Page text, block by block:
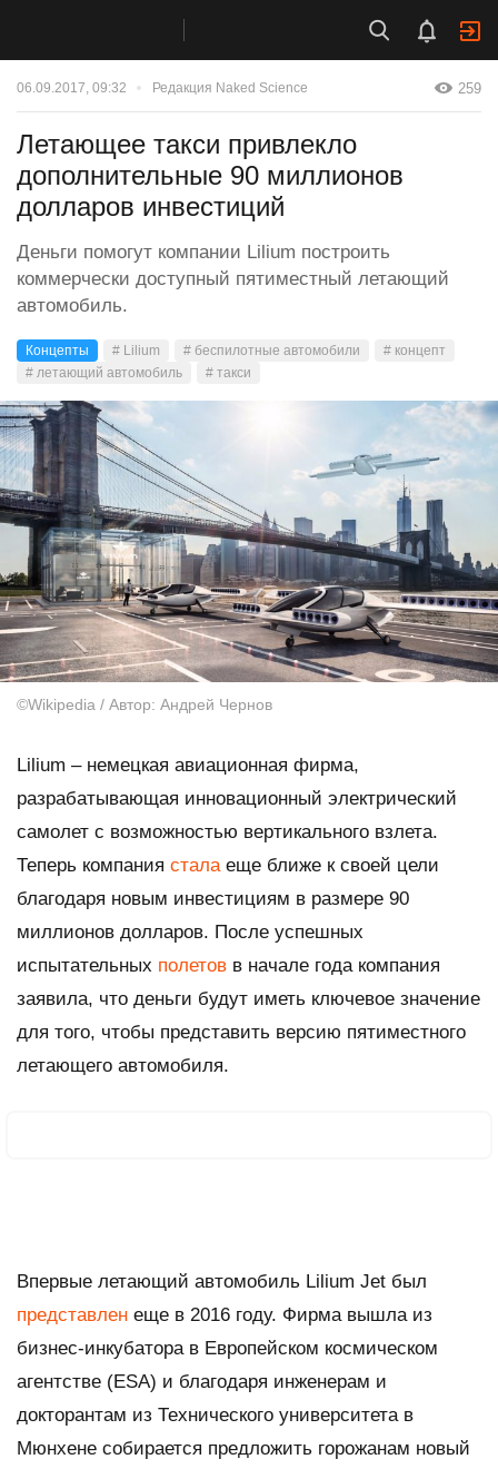
06.09.2017, 09:32 Редакция Naked Science 259
Летающее такси привлекло
дополнительные 90 миллионов
долларов инвестиций
Деньги помогут компании Lilium построить
коммерчески доступный пятиместный летающий
автомобиль.
Концепты # Lilium # беспилотные автомобили
# концепт
# летающий автомобиль
# такси
©Wikipedia / Автор: Андрей Чернов
Lilium – немецкая авиационная фирма,
разрабатывающая инновационный электрический
самолет с возможностью вертикального взлета.
Теперь компания стала еще ближе к своей цели
благодаря новым инвестициям в размере 90
миллионов долларов. После успешных
испытательных полетов в начале года компания
заявила, что деньги будут иметь ключевое значение
для того, чтобы представить версию пятиместного
летающего автомобиля.
Впервые летающий автомобиль Lilium Jet был
представлен еще в 2016 году. Фирма вышла из
бизнес-инкубатора в Европейском космическом
агентстве (ESA) и благодаря инженерам и
докторантам из Технического университета в
Мюнхене собирается предложить горожанам новый